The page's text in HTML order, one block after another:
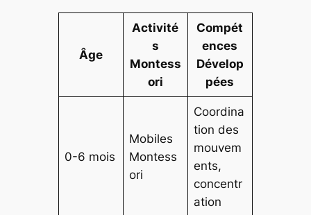
Âge
Activité
s
Montess
ori
Compét
ences
Dévelop
pées
0-6 mois
Mobiles
Montess
ori
Coordina
tion des
mouvem
ents,
concentr
ation